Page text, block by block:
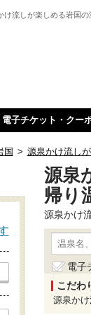
け流しが楽しめる岩国
電子チケット・クー
国 > 源泉かけ流し
源泉
帰り
源泉かけ
電子
こだわ
源泉かけ